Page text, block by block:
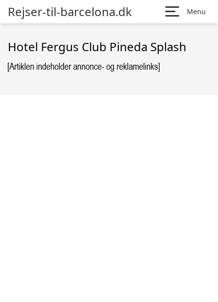
Rejser-til-barcelona.dk Menu
Hotel Fergus Club Pineda Splash